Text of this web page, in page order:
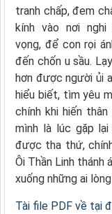
tranh chấp, đem
kính vào nơi
vọng, để con rọi
đến chốn u sầu.
hơn được người ủi
hiểu biết, tìm yêu
chính khi hiến
mình là lúc gặp
được tha thứ,
Ôi Thần Linh thánh
xuống những ai
Tài file PDF về tại